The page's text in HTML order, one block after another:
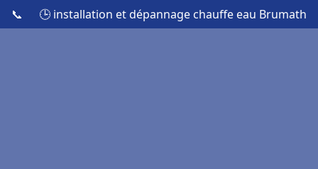
📞 🕒 installation et dépannage chauffe eau Brumath